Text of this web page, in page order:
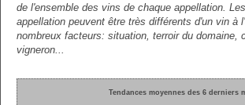
de l'ensemble des vins de chaque appellation.
appellation peuvent être très différents d'un vin à
nombreux facteurs: situation, terroir du domaine,
vigneron...
Tendances moyennes des 6